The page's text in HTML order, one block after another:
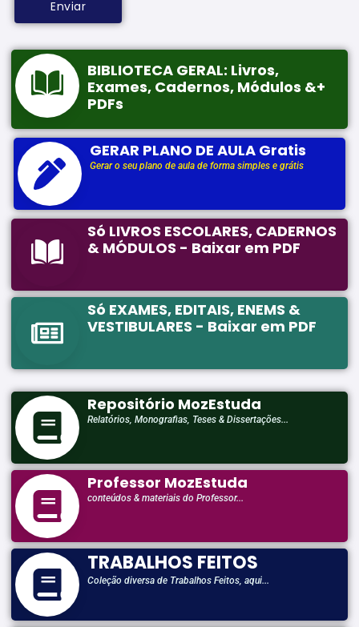
BIBLIOTECA GERAL: Livros,
Exames, Cadernos, Módulos &+
PDFs
GERAR PLANO DE AULA Gratis
Gerar o seu plano de aula de forma simples e grátis
Só LIVROS ESCOLARES, CADERNOS
& MÓDULOS - Baixar em PDF
Só EXAMES, EDITAIS, ENEMS &
VESTIBULARES - Baixar em PDF
Repositório MozEstuda
Relatórios, Monografias, Teses & Dissertações...
Professor MozEstuda
conteúdos & materiais do Professor...
TRABALHOS FEITOS
Coleção diversa de Trabalhos Feitos, aqui...